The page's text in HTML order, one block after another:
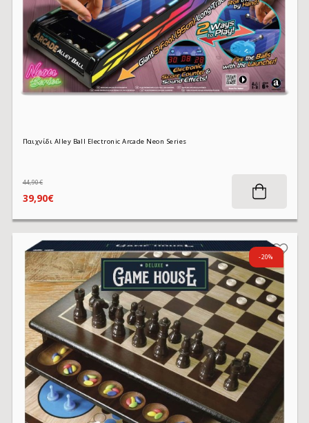
Παιχνίδι Alley Ball Electronic Arcade Neon Series
39,90€
44,90€
-20%